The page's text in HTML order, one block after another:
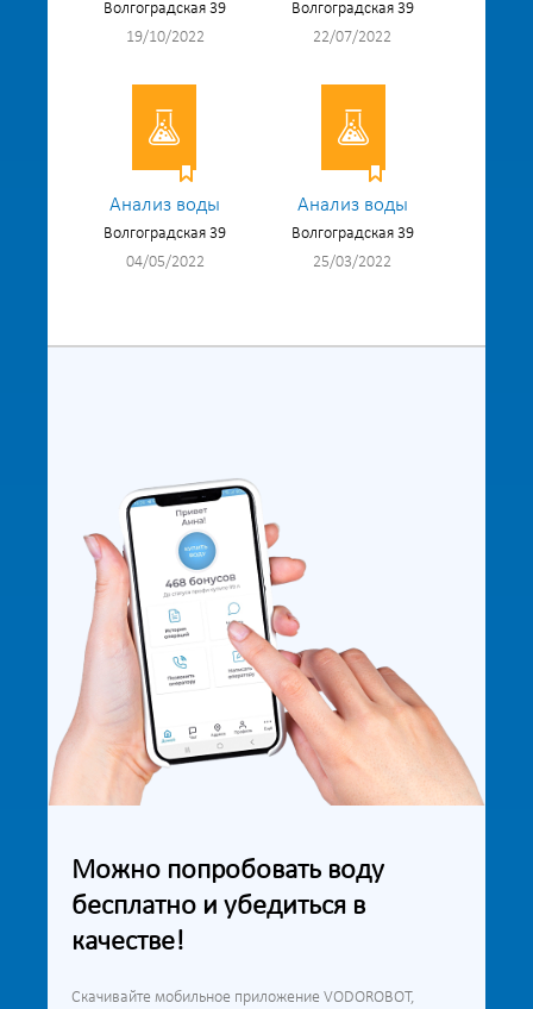
Волгоградская 39
19/10/2022
Волгоградская 39
22/07/2022
Анализ воды
Волгоградская 39
04/05/2022
Анализ воды
Волгоградская 39
25/03/2022
Можно попробовать воду
бесплатно и убедиться в
качестве!
Скачивайте мобильное приложение VODOROBOT,